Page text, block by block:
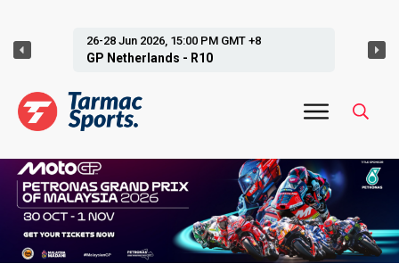
26-28 Jun 2026, 15:00 PM GMT +8
GP Netherlands - R10